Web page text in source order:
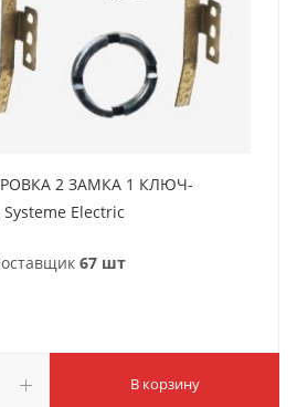
2 ЗАМКА 1 КЛЮЧ-
Systeme Electric
67 шт
В корзину